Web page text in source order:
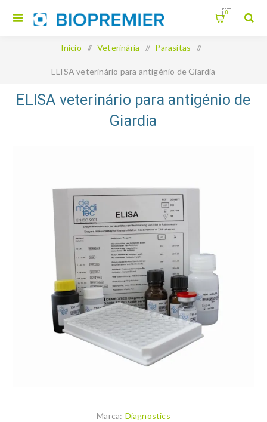
0
Início / Veterinária / Parasitas /
ELISA veterinário para antigénio de Giardia
ELISA veterinário para antigénio de
Giardia
Marca: Diagnostics